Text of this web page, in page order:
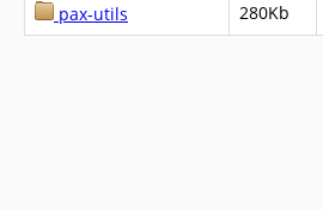
pax-utils
280Kb